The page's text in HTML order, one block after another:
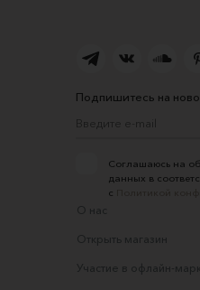
Подпишитесь на
Соглашаюсь на
данных в
с
О нас
Открыть магазин
Участие в офлайн-